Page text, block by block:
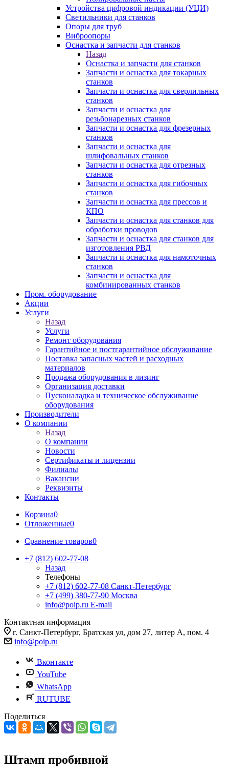
Устройства цифровой индикации (УЦИ)
Светильники для станков
Опоры для труб
Виброопоры
Оснастка и запчасти для станков
Назад
Оснастка и запчасти для станков
Запчасти и оснастка для токарных
станков
Запчасти и оснастка для сверлильных
станков
Запчасти и оснастка для
резьбонарезных станков
Запчасти и оснастка для фрезерных
станков
Запчасти и оснастка для
шлифовальных станков
Запчасти и оснастка для отрезных
станков
Запчасти и оснастка для гибочных
станков
Запчасти и оснастка для прессов и
КПО
Запчасти и оснастка для станков для
обработки проводов
Запчасти и оснастка для станков для
изготовления РВД
Запчасти и оснастка для намоточных
станков
Запчасти и оснастка для
комбинированных станков
Пром. оборудование
Акции
Услуги
Назад
Услуги
Ремонт оборудования
Гарантийное и постгарантийное обслуживание
Поставка запасных частей и расходных
материалов
Продажа оборудования в лизинг
Организация доставки
Пусконаладка и техническое обслуживание
оборудования
Производители
О компании
Назад
О компании
Новости
Сертификаты и лицензии
Филиалы
Вакансии
Реквизиты
Контакты
Корзина0
Отложенные0
Сравнение товаров0
+7 (812) 602-77-08
Назад
Телефоны
+7 (812) 602-77-08 Санкт-Петербург
+7 (499) 380-77-90 Москва
info@poip.ru E-mail
Контактная информация
г. Санкт-Петербург, Братская ул, дом 27, литер А, пом. 4
info@poip.ru
Вконтакте
YouTube
WhatsApp
RUTUBE
Поделиться
Штамп пробивной